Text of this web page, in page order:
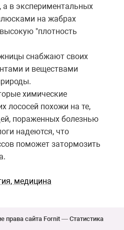
в экспериментальных
на жабрах
"плотность
снабжают своих
и веществами
химические
лососей похожи на те,
пораженных болезнью
надеются, что
поможет затормозить
медицина
права сайта Fornit— Статистика